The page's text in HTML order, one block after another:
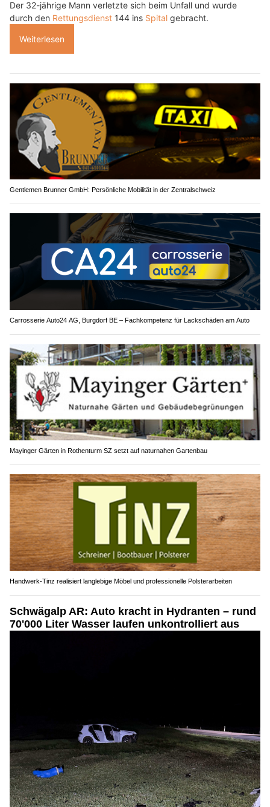
Der 32-jährige Mann verletzte sich beim Unfall und wurde
durch den Rettungsdienst 144 ins Spital gebracht.
Weiterlesen
Gentlemen Brunner GmbH: Persönliche Mobilität in der Zentralschweiz
Carrosserie Auto24 AG, Burgdorf BE – Fachkompetenz für Lackschäden am Auto
Mayinger Gärten in Rothenturm SZ setzt auf naturnahen Gartenbau
Handwerk-Tinz realisiert langlebige Möbel und professionelle Polsterarbeiten
Schwägalp AR: Auto kracht in Hydranten – rund
70'000 Liter Wasser laufen unkontrolliert aus